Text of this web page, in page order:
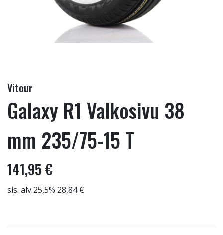
Vitour
Galaxy R1 Valkosivu 38
mm 235/75-15 T
141,95 €
sis. alv 25,5% 28,84 €